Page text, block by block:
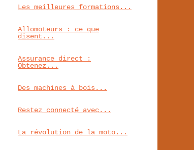
Les meilleures formations...
Allomoteurs : ce que
disent...
Assurance direct :
Obtenez...
Des machines à bois...
Restez connecté avec...
La révolution de la moto...